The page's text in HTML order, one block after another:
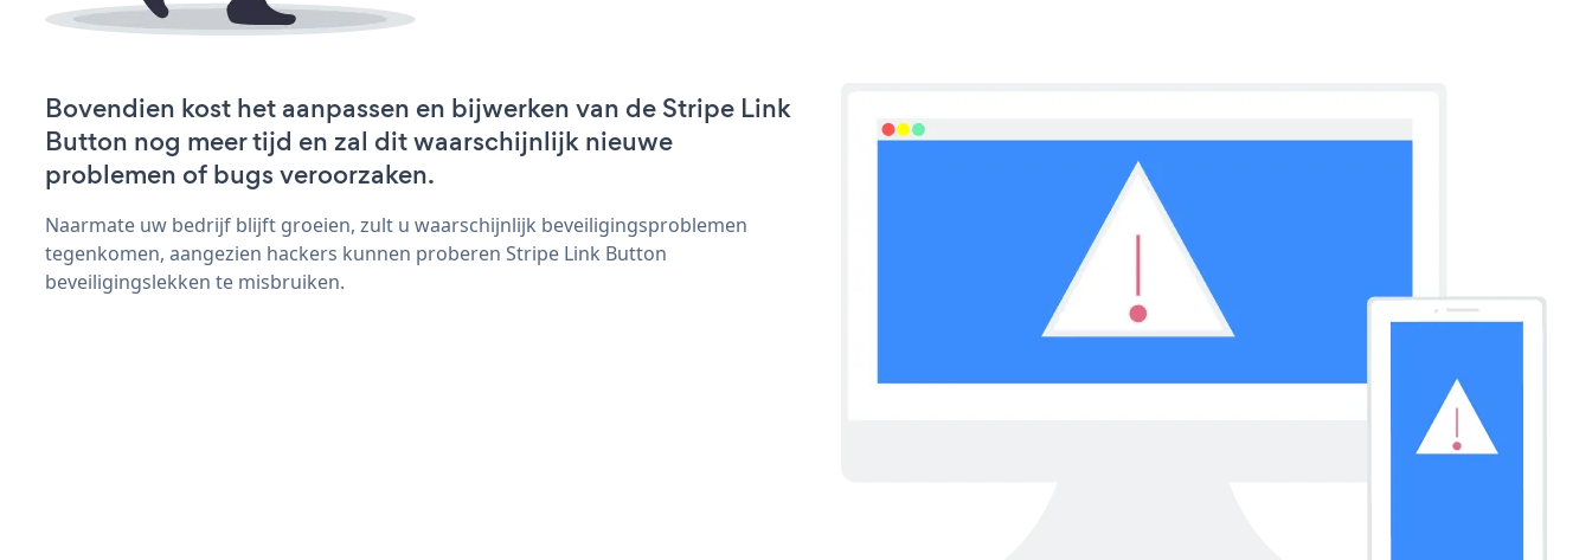
Bovendien kost het aanpassen en bijwerken van de Stripe Link
Button nog meer tijd en zal dit waarschijnlijk nieuwe
problemen of bugs veroorzaken.
Naarmate uw bedrijf blijft groeien, zult u waarschijnlijk beveiligingsproblemen
tegenkomen, aangezien hackers kunnen proberen Stripe Link Button
beveiligingslekken te misbruiken.